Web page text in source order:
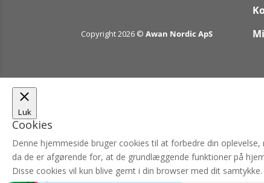
Copyright 2026 ©Awan Nordic ApS
Luk
Cookies
Denne hjemmeside bruger cookies til at forbedre din
da de er afgørende for, at de grundlæggende funktioner på
Disse cookies vil kun blive gemt i din browser med dit